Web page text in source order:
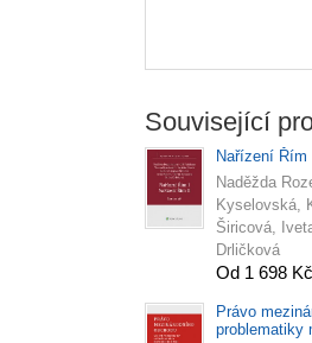
Související
Nařízení
Naděžda
Kyselovská,
Širicová,
Drličková
Od 1 698 Kč
Právo
problematiky